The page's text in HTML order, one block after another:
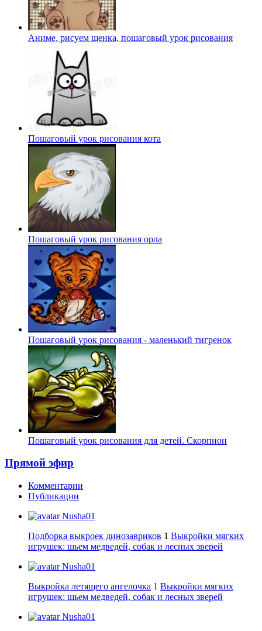
Аниме, рисуем щенка, пошаговый урок рисования
Пошаговый урок рисования кота
Пошаговый урок рисования орла
Пошаговый урок рисования - маленький тигренок
Пошаговый урок рисования для детей. Скорпион
Прямой эфир
Комментарии
Публикации
Nusha01
Подборка выкроек динозавриков 1 Выкройки мягких
игрушек: шьем медведей, собак и лесных зверей
Nusha01
Выкройка летящего ангелочка 1 Выкройки мягких
игрушек: шьем медведей, собак и лесных зверей
Nusha01